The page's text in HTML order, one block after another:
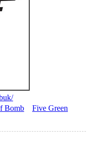
Bomb
Five Green